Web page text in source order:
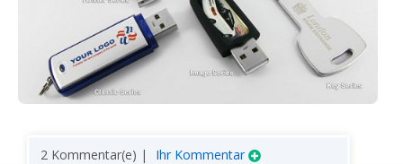
2 Kommentar(e) | Ihr Kommentar